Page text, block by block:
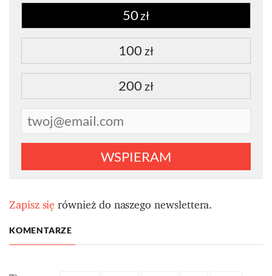
50 zł
100 zł
200 zł
WSPIERAM
Zapisz sięrównież do naszego newslettera.
KOMENTARZE